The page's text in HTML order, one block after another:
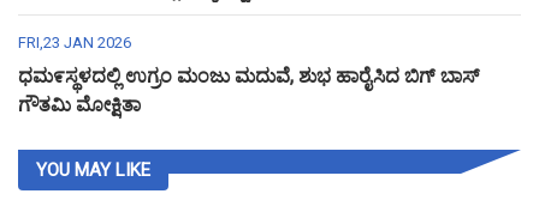
FRI,23 JAN 2026
ಧಮ೯ಸ್ಥಳದಲ್ಲಿ ಉಗ್ರಂ ಮಂಜು ಮದುವೆ, ಶುಭ ಹಾರೈಸಿದ ಬಿಗ್ ಬಾಸ್
ಗೌತಮಿ ಮೋಕ್ಷಿತಾ
YOU MAY LIKE